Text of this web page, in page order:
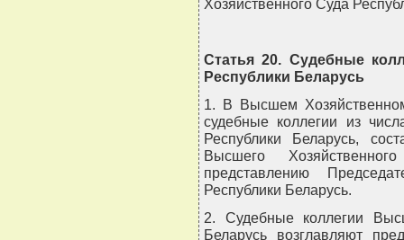
Хозяйственного Суда
Статья 20. Судебные
Республики Беларусь
1. В Высшем
судебные коллегии из
Республики Беларусь,
Высшего
представлению
Республики Беларусь.
2. Судебные коллегии
Беларусь возглавляют